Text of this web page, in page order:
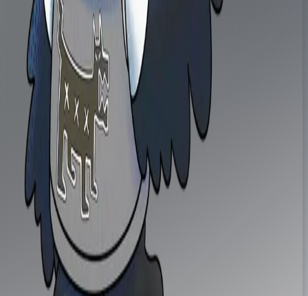
hello@ottawalls.art